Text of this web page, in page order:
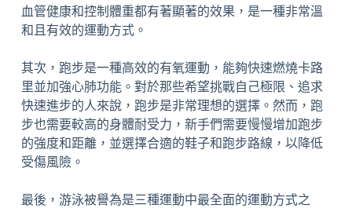
血管健康和控制體重都有著顯著的效果，是一種非常溫
和且有效的運動方式。
其次，跑步是一種高效的有氧運動，能夠快速燃燒卡路
里並加強心肺功能。對於那些希望挑戰自己極限、追求
快速進步的人來說，跑步是非常理想的選擇。然而，跑
步也需要較高的身體耐受力，新手們需要慢慢增加跑步
的強度和距離，並選擇合適的鞋子和跑步路線，以降低
受傷風險。
最後，游泳被譽為是三種運動中最全面的運動方式之